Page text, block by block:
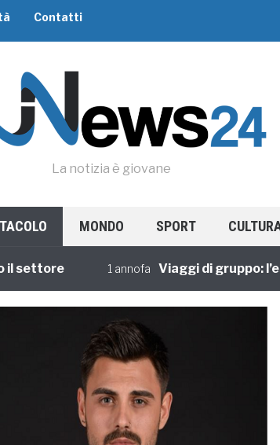
Contatti
La notizia è giovane
MONDO SPORT
1 annofa Viaggi di gruppo: